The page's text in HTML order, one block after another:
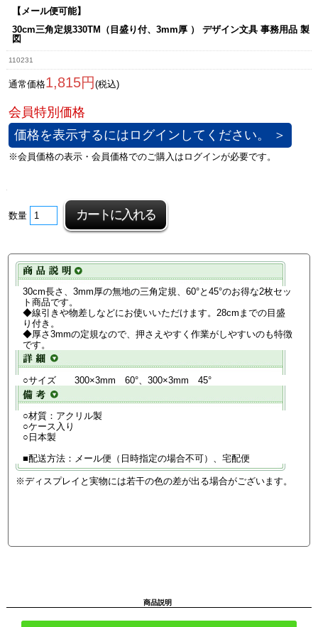
【メール便可能】
30cm三角定規330TM（目盛り付、3mm厚 ） デザイン文具 事務用品 製
図
110231
通常価格1,815円 (税込)
価格を表示するにはログインしてください。 ＞
数量
30cm長さ、3mm厚の無地の三角定規、60°と45°のお得な2枚セッ
ト商品です。
◆線引きや物差しなどにお使いいただけます。28cmまでの目盛
り付き。
◆厚さ3mmの定規なので、押さえやすく作業がしやすいのも特徴
です。
○サイズ 300×3mm 60°、300×3mm 45°
○材質：アクリル製
○ケース入り
○日本製
■配送方法：メール便（日時指定の場合不可）、宅配便
※ディスプレイと実物には若干の色の差が出る場合がございます。
商品説明